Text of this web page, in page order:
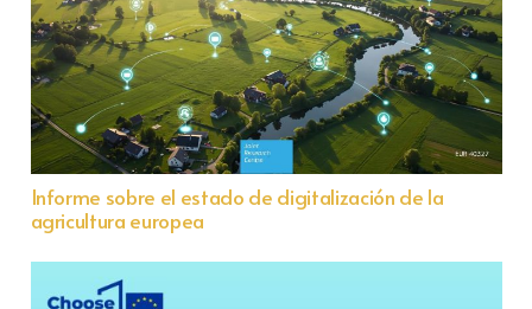
Informe sobre el estado de digitalización de la
agricultura europea